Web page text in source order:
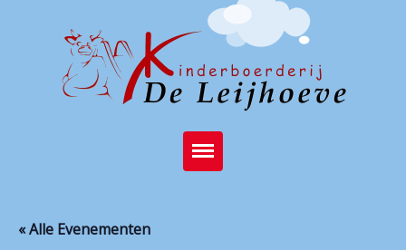
Brasserie
« Alle Evenementen